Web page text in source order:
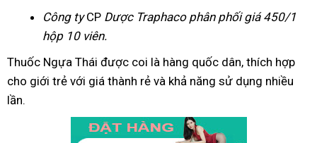
Công tyCP Dược Traphacophân phối giá 450/1
hộp 10 viên.
Thuốc Ngựa Thái được coi là hàng quốc dân, thích hợp
cho giới trẻ với giá thành rẻ và khả năng sử dụng nhiều
lần.